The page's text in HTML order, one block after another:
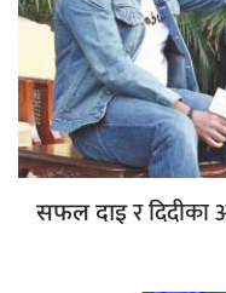
सफल दाइर